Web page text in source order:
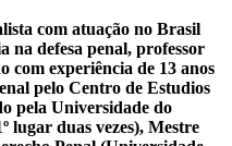
com atuação no Brasil
na defesa penal, professor
com experiência de 13 anos
pelo Centro de Estudios
pela Universidade do
lugar duas vezes), Mestre